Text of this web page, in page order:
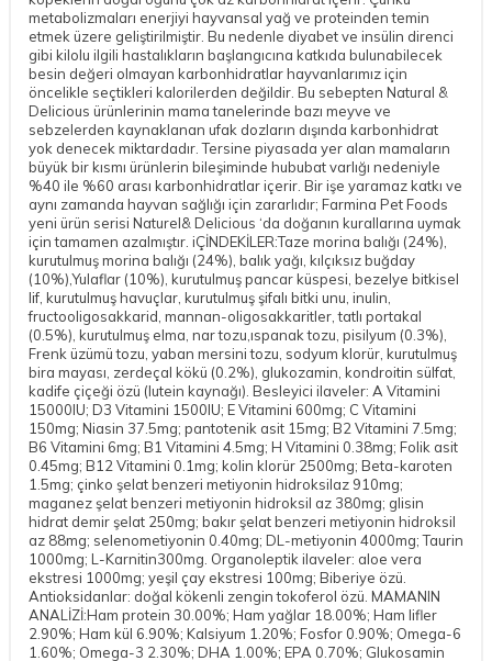
metabolizmaları enerjiyi hayvansal yağ ve proteinden temin
etmek üzere geliştirilmiştir. Bu nedenle diyabet ve insülin direnci
gibi kilolu ilgili hastalıkların başlangıcına katkıda bulunabilecek
besin değeri olmayan karbonhidratlar hayvanlarımız için
öncelikle seçtikleri kalorilerden değildir. Bu sebepten Natural &
Delicious ürünlerinin mama tanelerinde bazı meyve ve
sebzelerden kaynaklanan ufak dozların dışında karbonhidrat
yok denecek miktardadır. Tersine piyasada yer alan mamaların
büyük bir kısmı ürünlerin bileşiminde hububat varlığı nedeniyle
%40 ile %60 arası karbonhidratlar içerir. Bir işe yaramaz katkı ve
aynı zamanda hayvan sağlığı için zararlıdır; Farmina Pet Foods
yeni ürün serisi Naturel& Delicious ‘da doğanın kurallarına uymak
için tamamen azalmıştır. iÇİNDEKİLER:Taze morina balığı (24%),
kurutulmuş morina balığı (24%), balık yağı, kılçıksız buğday
(10%),Yulaflar (10%), kurutulmuş pancar küspesi, bezelye bitkisel
lif, kurutulmuş havuçlar, kurutulmuş şifalı bitki unu, inulin,
fructooligosakkarid, mannan-oligosakkaritler, tatlı portakal
(0.5%), kurutulmuş elma, nar tozu,ıspanak tozu, pisilyum (0.3%),
Frenk üzümü tozu, yaban mersini tozu, sodyum klorür, kurutulmuş
bira mayası, zerdeçal kökü (0.2%), glukozamin, kondroitin sülfat,
kadife çiçeği özü (lutein kaynağı). Besleyici ilaveler: A Vitamini
15000IU; D3 Vitamini 1500IU; E Vitamini 600mg; C Vitamini
150mg; Niasin 37.5mg; pantotenik asit 15mg; B2 Vitamini 7.5mg;
B6 Vitamini 6mg; B1 Vitamini 4.5mg; H Vitamini 0.38mg; Folik asit
0.45mg; B12 Vitamini 0.1mg; kolin klorür 2500mg; Beta-karoten
1.5mg; çinko şelat benzeri metiyonin hidroksilaz 910mg;
maganez şelat benzeri metiyonin hidroksil az 380mg; glisin
hidrat demir şelat 250mg; bakır şelat benzeri metiyonin hidroksil
az 88mg; selenometiyonin 0.40mg; DL-metiyonin 4000mg; Taurin
1000mg; L-Karnitin300mg. Organoleptik ilaveler: aloe vera
ekstresi 1000mg; yeşil çay ekstresi 100mg; Biberiye özü.
Antioksidanlar: doğal kökenli zengin tokoferol özü. MAMANIN
ANALİZİ:Ham protein 30.00%; Ham yağlar 18.00%; Ham lifler
2.90%; Ham kül 6.90%; Kalsiyum 1.20%; Fosfor 0.90%; Omega-6
1.60%; Omega-3 2.30%; DHA 1.00%; EPA 0.70%; Glukosamin